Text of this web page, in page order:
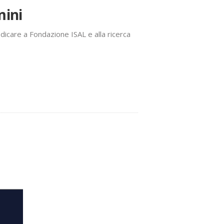
a Fondazione ISAL e alla ricerca